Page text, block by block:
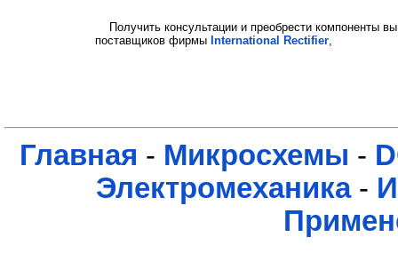
Получить консультации и преобрести компоненты
поставщиков фирмы International Rectifier
Главная - Микросхемы -
Электромеханика-